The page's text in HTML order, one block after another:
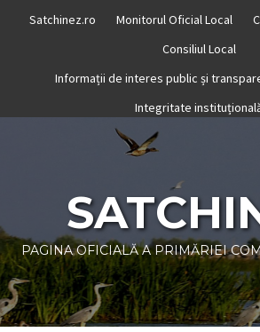
Satchinez.ro Monitorul Oficial Local
Consiliul Local
Informații de interes public și
Integritate
PAGINA OFICIALĂ A PRIMĂRIEI